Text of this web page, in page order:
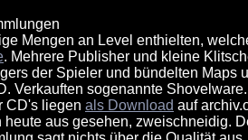
Mengen an Level enthielten,
. Mehrere Publisher und kleine
der Spieler und bündelten Maps
Verkauften sogenannte
CD's liegen als Download auf
heute aus gesehen, zweischneidig.